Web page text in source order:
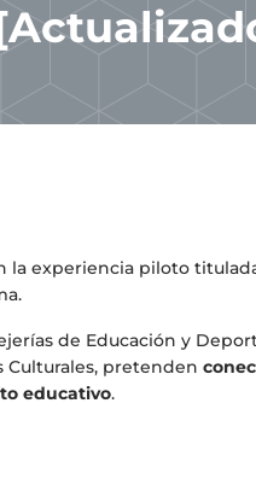
la experiencia piloto
de Educación y
Culturales, pretenden
educativo.